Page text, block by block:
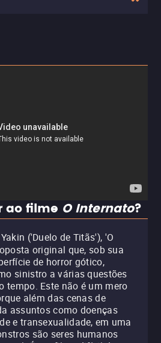
ao filme O Internato?
('Duelo de Titãs'), 'O
original que, sob sua
de horror gótico,
sinistro a várias questões
tempo. Este não é um mero
além das cenas de
assuntos como doenças
e transexualidade, em uma
são seres humanos